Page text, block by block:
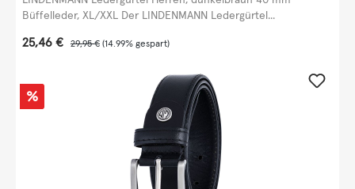
Büffelleder, XL/XXL Der LINDENMANN Ledergürtel...
Verkaufspreis:
25,46 € Regulärer Preis:
29,95 € (14.99% gespart)
Rabatt
%